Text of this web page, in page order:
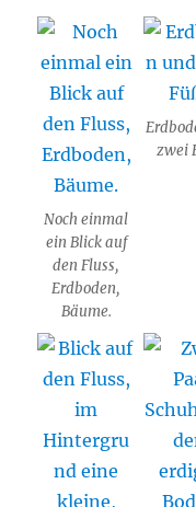
Noch einmal
ein Blick auf
den Fluss,
Erdboden,
Bäume.
zwei